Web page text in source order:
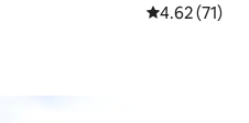
Penarafan
4.62 (71)